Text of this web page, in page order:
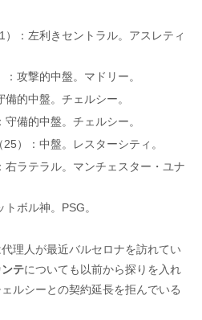
）：左利きセントラル。アスレティ
：攻撃的中盤。マドリー。
備的中盤。チェルシー。
守備的中盤。チェルシー。
（25）：中盤。レスターシティ。
右ラテラル。マンチェスター・ユナ
トボル神。PSG。
代理人が最近バルセロナを訪れてい
ンテについても以前から探りを入れ
ルシーとの契約延長を拒んでいる